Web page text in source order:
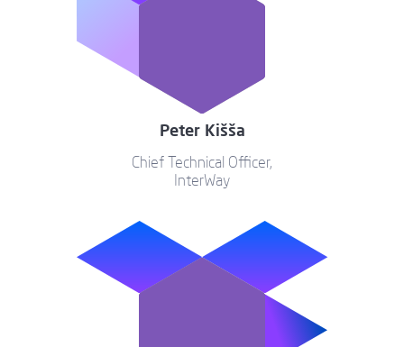
Peter Kišša
Chief Technical Officer,
InterWay